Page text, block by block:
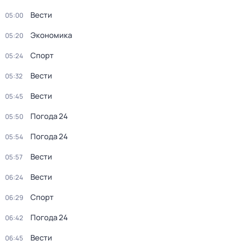
05:00 Вести
05:20 Экономика
05:24 Спорт
05:32 Вести
05:45 Вести
05:50 Погода 24
05:54 Погода 24
05:57 Вести
06:24 Вести
06:29 Спорт
06:42 Погода 24
06:45 Вести